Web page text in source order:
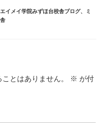
エイメイ学院みずほ台校舎ブログ、
ミ
とはありません。 ※ が付